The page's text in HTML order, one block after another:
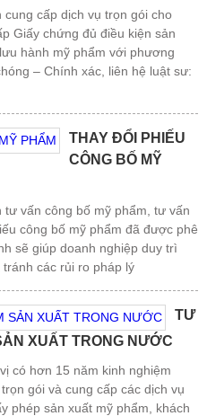
cấp dịch vụ trọn gói cho
Giấy chứng đủ điều kiện sản
hành mỹ phẩm với phương
– Chính xác, liên hệ luật sư:
THAY ĐỔI PHIẾU
CÔNG BỐ MỸ
vấn công bố mỹ phẩm, tư vấn
công bố mỹ phẩm đã được phê
sẽ giúp doanh nghiệp duy trì
các rủi ro pháp lý
TƯ
XUẤT TRONG NƯỚC
có hơn 15 năm kinh nghiệm
gói và cung cấp các dịch vụ
phép sản xuất mỹ phẩm, khách